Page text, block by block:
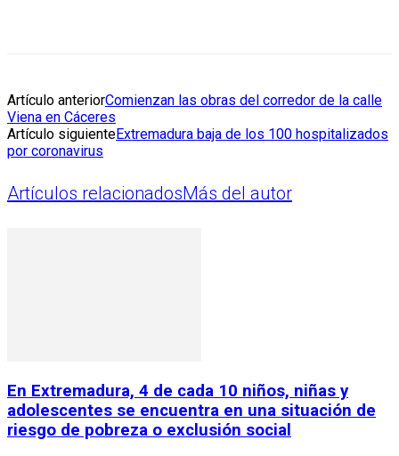
Artículo anteriorComienzan las obras del corredor de la calle
Viena en Cáceres
Artículo siguienteExtremadura baja de los 100 hospitalizados
por coronavirus
Artículos relacionadosMás del autor
En Extremadura, 4 de cada 10 niños, niñas y
adolescentes se encuentra en una situación de
riesgo de pobreza o exclusión social